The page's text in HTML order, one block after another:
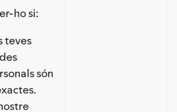
ho si:
teves
són